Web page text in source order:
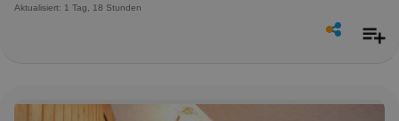
Aktualisiert: 1 Tag, 18 Stunden